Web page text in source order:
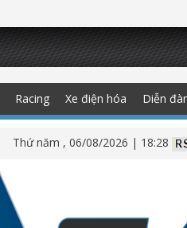
Racing Xe điện hóa Diễn
Thứ năm , 06/08/2026 | 18:28